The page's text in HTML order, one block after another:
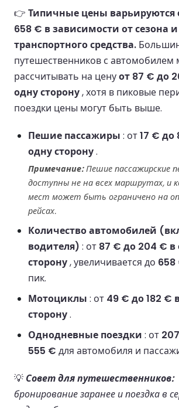
👉 Типичные цены варьируются
658 € в зависимости от сезона
транспортного средства.
путешественников с автомобилем
рассчитывать на ценуот 87 € до
одну сторону, хотя в пиковые
поездки цены могут быть выше.
Пешие пассажиры : от17 € до
одну сторону.
Примечание:Пешие пассажирские
доступны не на всех маршрутах, и
мест может быть ограничено на
рейсах.
Количество автомобилей
водителя) : от 87 € до 204 € в
сторону, увеличивается до 658
пик.
Мотоциклы : от 49 € до 182 €
сторону.
Однодневные поездки : от
555 € для автомобиля и
💡 Совет для путешественников:
бронирование заранее и поездка в